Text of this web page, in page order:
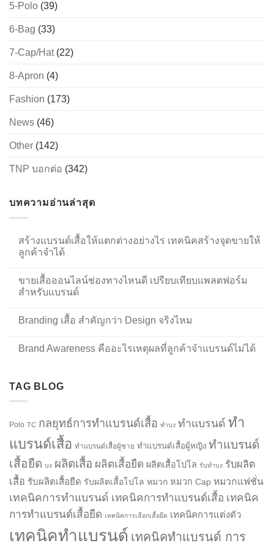
5-Polo (39)
6-Bag (33)
7-Cap/Hat(22)
8-Apron (4)
Fashion (173)
News (46)
Other (142)
TNP บอกต่อ (342)
บทความอ่านล่าสุด
สร้างแบรนด์เสื้อให้แตกต่างอย่างไร เทคนิคสร้างจุดขายให้
ลูกค้าจำได้
ขายเสื้อออนไลน์ช่องทางไหนดี เปรียบเทียบแพลตฟอร์ม
สำหรับแบรนด์
Branding เสื้อ สำคัญกว่า Design จริงไหม
Brand Awareness คืออะไรเหตุผลที่ลูกค้าจำแบรนด์ไม่ได้
TAG BLOG
Polo TC กลยุทธ์การทำแบรนด์เสื้อ ทำบง ทำแบรนด์ ทำ
แบรนด์เสื้อ ทำแบรนด์เสื้อผู้ชาย ทำแบรนด์เสื้อผู้หญิง ทำแบรนด์
เสื้อยืด บง ผลิตเสื้อ ผลิตเสื้อยืด ผลิตเสื้อโปโล รับทำบง รับผลิต
เสื้อ รับผลิตเสื้อยืด รับผลิตเสื้อโปโล หมวก หมวก Cap หมวกแฟชั่น
เทคนิคการทำแบรนด์ เทคนิคการทำแบรนด์เสื้อ เทคนิค
การทำแบรนด์เสื้อยืด เทคนิคการเลือกเสื้อยืด เทคนิคการแต่งตัว
เทคนิคทำแบรนด์ เทคนิคทำแบรนด์ การ